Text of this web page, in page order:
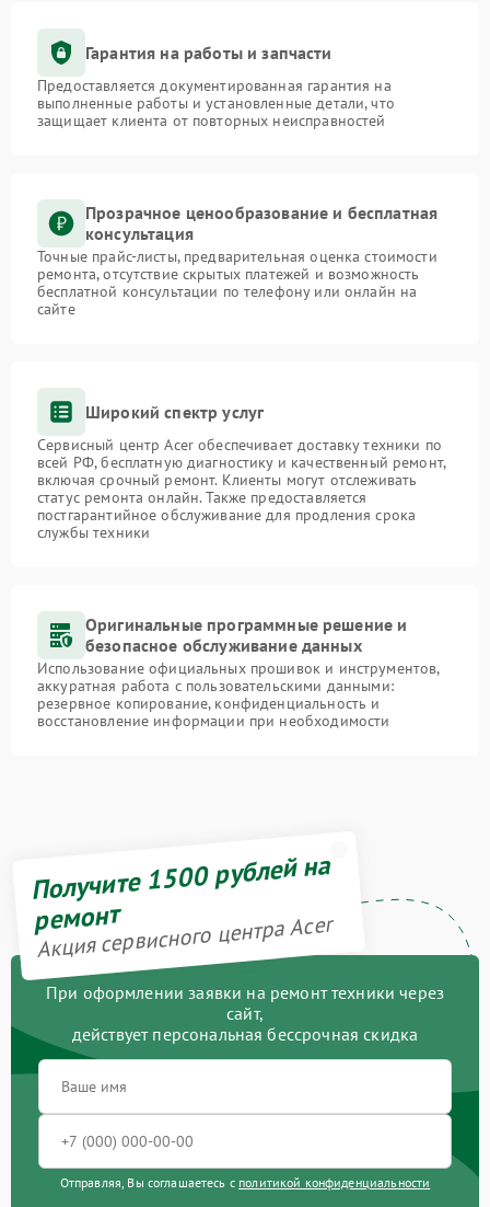
Гарантия на работы и запчасти
Предоставляется документированная гарантия на
выполненные работы и установленные детали, что
защищает клиента от повторных неисправностей
Прозрачное ценообразование и бесплатная
консультация
Точные прайс-листы, предварительная оценка стоимости
ремонта, отсутствие скрытых платежей и возможность
бесплатной консультации по телефону или онлайн на
сайте
Широкий спектр услуг
Сервисный центр Acer обеспечивает доставку техники по
всей РФ, бесплатную диагностику и качественный ремонт,
включая срочный ремонт. Клиенты могут отслеживать
статус ремонта онлайн. Также предоставляется
постгарантийное обслуживание для продления срока
службы техники
Оригинальные программные решение и
безопасное обслуживание данных
Использование официальных прошивок и инструментов,
аккуратная работа с пользовательскими данными:
резервное копирование, конфиденциальность и
восстановление информации при необходимости
Получите 1500 рублей на
ремонт
Акция сервисного центра Acer
При оформлении заявки на ремонт техники через
сайт,
действует персональная бессрочная скидка
Отправляя, Вы соглашаетесь с политикой конфиденциальности